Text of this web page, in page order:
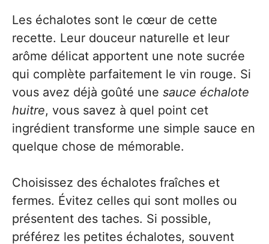
Les échalotes sont le cœur de cette
recette. Leur douceur naturelle et leur
arôme délicat apportent une note sucrée
qui complète parfaitement le vin rouge. Si
vous avez déjà goûté une sauce échalote
huitre, vous savez à quel point cet
ingrédient transforme une simple sauce en
quelque chose de mémorable.
Choisissez des échalotes fraîches et
fermes. Évitez celles qui sont molles ou
présentent des taches. Si possible,
préférez les petites échalotes, souvent